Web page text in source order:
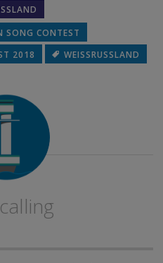
SONG CONTEST
2018
WEISSRUSSLAND